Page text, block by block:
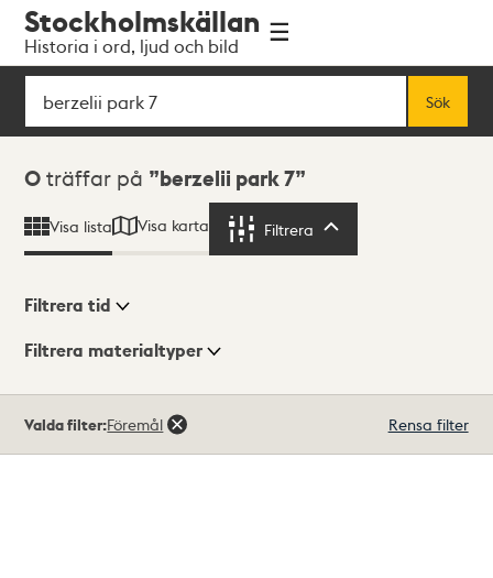
navigationen
huvudinnehållet
Stockholmskällan
Historia i ord, ljud och bild
Sök
Sök
Sökresultat
0 träffar på berzelii park 7
Visa lista Visa karta Filtrera
Visningsläge
Filtrera tid
Filtrera materialtyper
träffar
Valda filter:Föremål Rensa filter